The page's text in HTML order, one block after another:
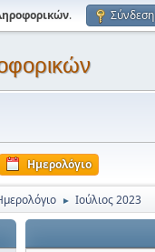
. Σύνδεση
Ημερολόγιο
► Ιούλιος 2023